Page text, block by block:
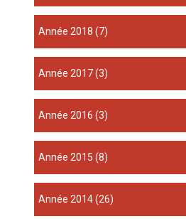
année 2018 (7)
année 2017(3)
année 2016 (3)
année 2015 (8)
année 2014(26)